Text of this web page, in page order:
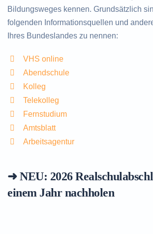
Bildungsweges kennen. Grundsätzlich
folgenden Informationsquellen und
Ihres Bundeslandes zu nennen:
VHS online
Abendschule
Kolleg
Telekolleg
Fernstudium
Amtsblatt
Arbeitsagentur
➜ NEU: 2026
einem Jahr nachholen